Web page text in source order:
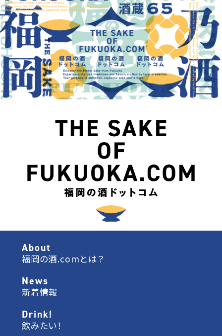
About
福岡の酒.comとは？
News
新着情報
Drink!
飲みたい！